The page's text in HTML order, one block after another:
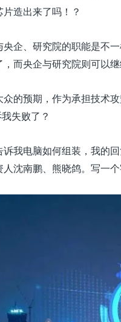
造出来了吗！？
企、研究院的职能是不
而央企与研究院则可以
众的预期，作为承担技术
失败了？
我电脑如何组装，我的
沈南鹏、熊晓鸽。写一